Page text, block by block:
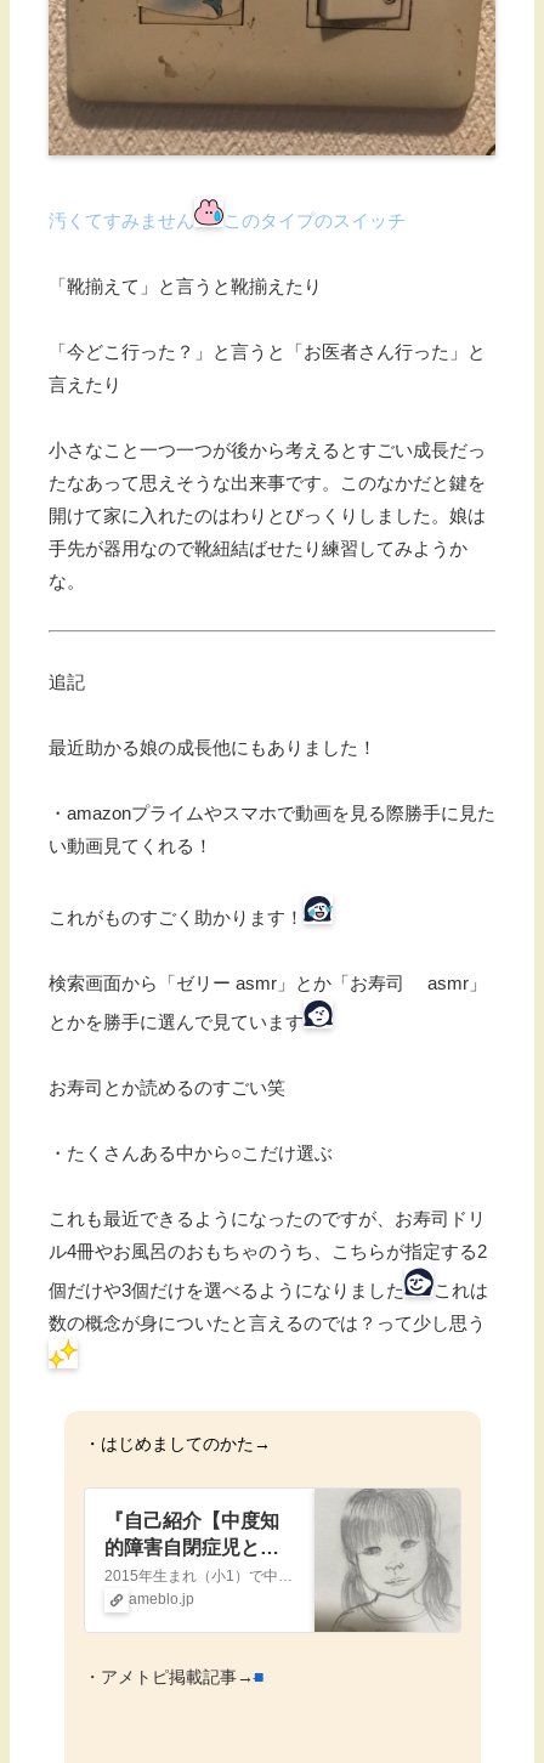
汚くてすみません このタイプのスイッチ
「靴揃えて」と言うと靴揃えたり
「今どこ行った？」と言うと「お医者さん行った」と
言えたり
小さなこと一つ一つが後から考えるとすごい成長だっ
たなあって思えそうな出来事です。このなかだと鍵を
開けて家に入れたのはわりとびっくりしました。娘は
手先が器用なので靴紐結ばせたり練習してみようか
な。
追記
最近助かる娘の成長他にもありました！
・amazonプライムやスマホで動画を見る際勝手に見た
い動画見てくれる！
これがものすごく助かります！
検索画面から「ゼリー asmr」とか「お寿司 asmr」
とかを勝手に選んで見ています
お寿司とか読めるのすごい笑
・たくさんある中から○こだけ選ぶ
これも最近できるようになったのですが、お寿司ドリ
ル4冊やお風呂のおもちゃのうち、こちらが指定する2
個だけや3個だけを選べるようになりました
これは
数の概念が身についたと言えるのでは？って少し思う
・はじめましてのかた→
『自己紹介【中度知
的障害自閉症児と家
族】』
2015年生まれ（小1）で中度知的障害（IQ39→2021.9診断）を伴う自閉スペクトラム症の娘の日常、あとは母のダイエットや愚痴、就学についてなど色々書いて…
ameblo.jp
・アメトピ掲載記事→■